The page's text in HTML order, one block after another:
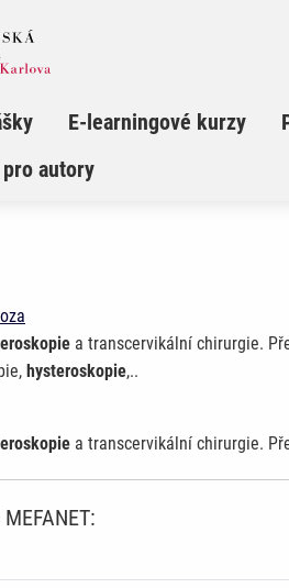
E-learningové kurzy
autory
a transcervikální chirurgie.
hysteroskopie,..
a transcervikální chirurgie.